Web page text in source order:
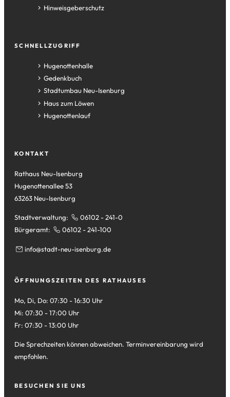
Hinweisgeberschutz
SCHNELLZUGRIFF
Hugenottenhalle
(Öffnet
in
einem
neuen
Tab)
Gedenkbuch
(Öffnet
in
einem
neuen
Stadtumbau Neu-Isenburg
(Öffnet
in
einem
Haus zum Löwen
(Öffnet
in
Tab)
Hugenottenlauf
(Öffnet
neuen
KONTAKT
Rathaus Neu-Isenburg
Hugenottenallee 53
63263 Neu-Isenburg
Stadtverwaltung:
06102 - 241-0
Bürgeramt:
06102 - 241-100
info stadt-neu-isenburg de
ÖFFNUNGSZEITEN DES RATHAUSES
Mo, Di, Do: 07:30 - 16:30 Uhr
Mi: 07:30 - 17:00 Uhr
Fr: 07:30 - 13:00 Uhr
Die Sprechzeiten können abweichen. Terminvereinbarung wird
empfohlen.
BESUCHEN SIE UNS